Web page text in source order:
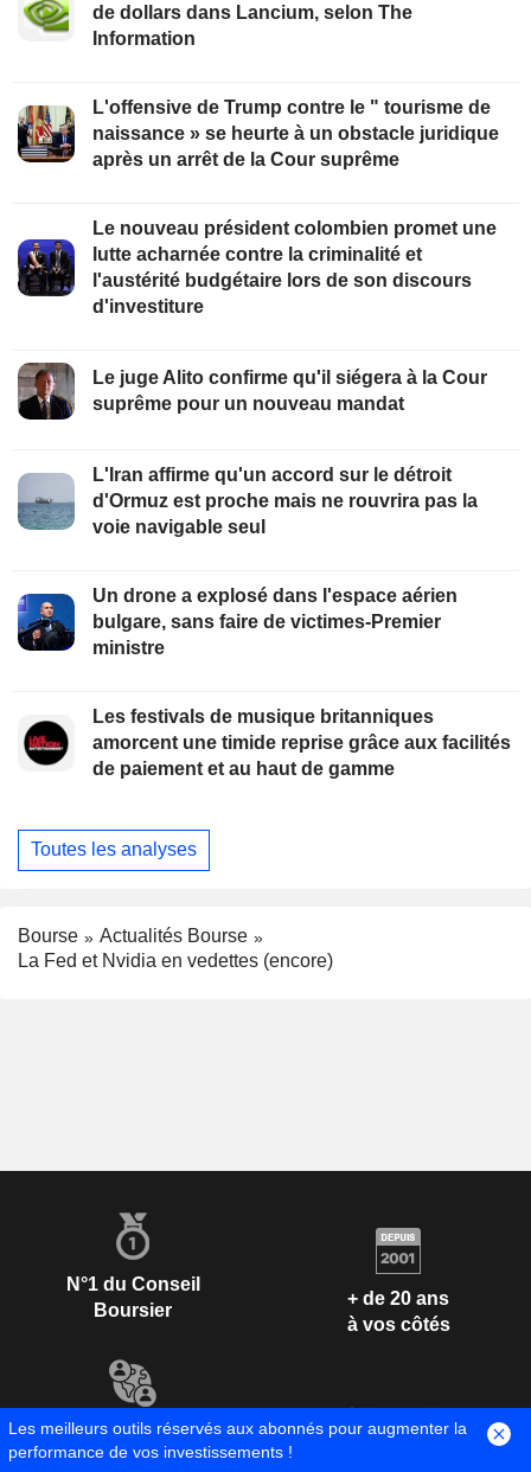
de dollars dans Lancium, selon The
Information
L'offensive de Trump contre le " tourisme de
naissance » se heurte à un obstacle juridique
après un arrêt de la Cour suprême
Le nouveau président colombien promet une
lutte acharnée contre la criminalité et
l'austérité budgétaire lors de son discours
d'investiture
Le juge Alito confirme qu'il siégera à la Cour
suprême pour un nouveau mandat
L'Iran affirme qu'un accord sur le détroit
d'Ormuz est proche mais ne rouvrira pas la
voie navigable seul
Un drone a explosé dans l'espace aérien
bulgare, sans faire de victimes-Premier
ministre
Les festivals de musique britanniques
amorcent une timide reprise grâce aux facilités
de paiement et au haut de gamme
Toutes les analyses
Bourse
Actualités Bourse
La Fed et Nvidia en vedettes (encore)
N°1 du Conseil
Boursier
+ de 20 ans
à vos côtés
+ 1 300 000
membres
Les meilleurs outils réservés aux abonnés pour augmenter la
performance de vos investissements !